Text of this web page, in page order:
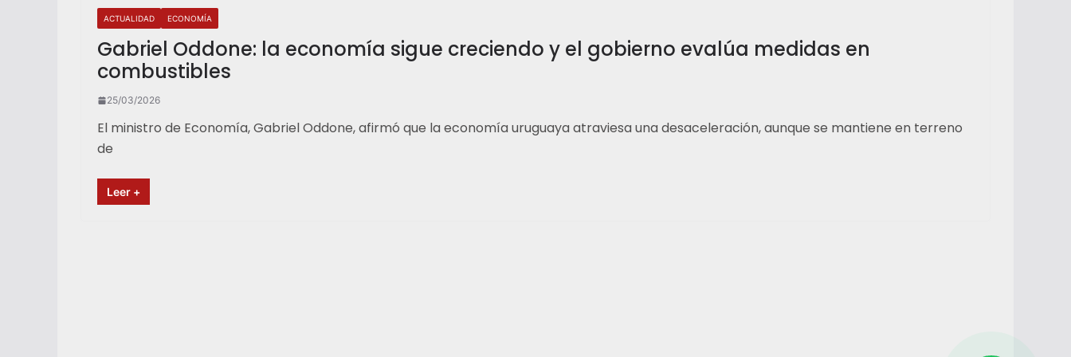
ACTUALIDAD ECONOMÍA
Gabriel Oddone: la economía sigue creciendo y el gobierno evalúa medidas en
combustibles
25/03/2026
El ministro de Economía, Gabriel Oddone, afirmó que la economía uruguaya atraviesa una desaceleración, aunque se mantiene en terreno
de
Leer +